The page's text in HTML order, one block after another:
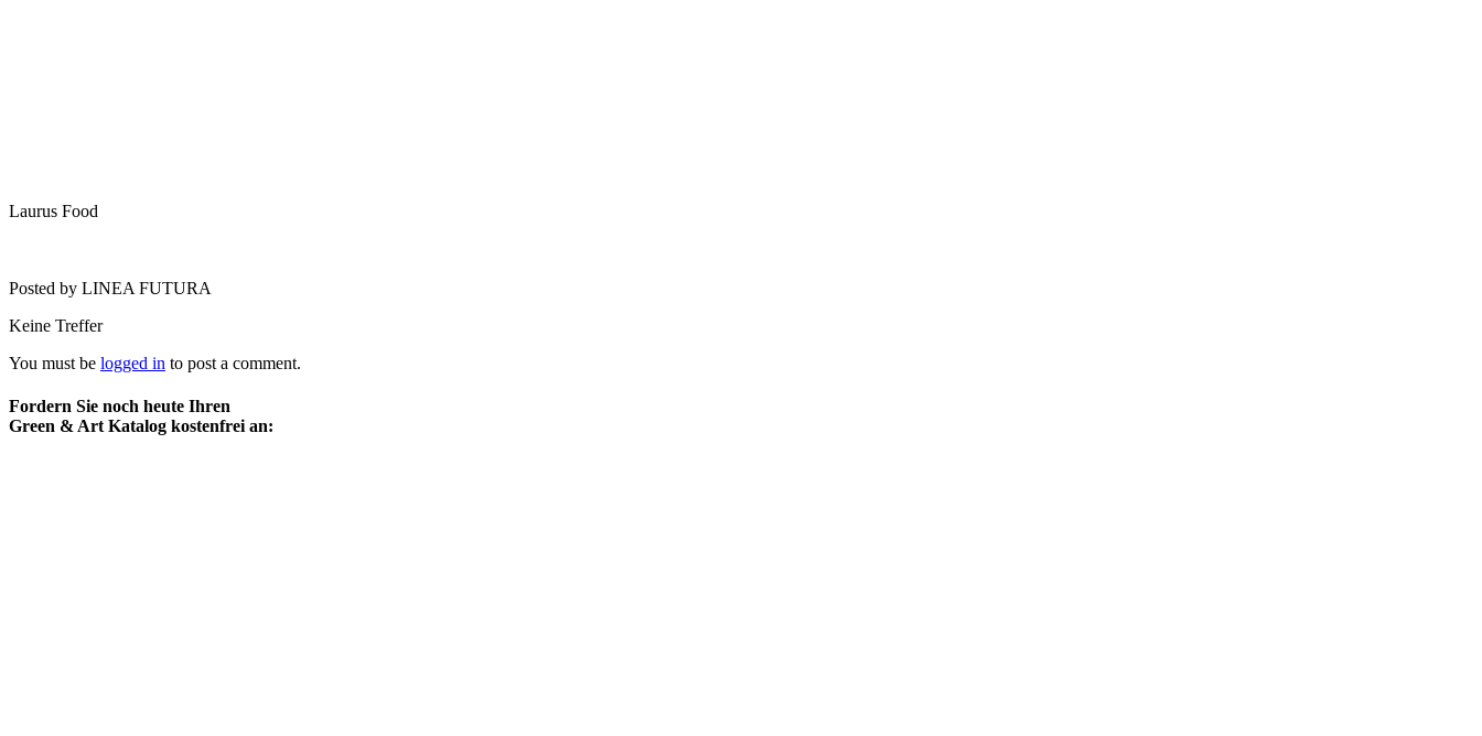
Laurus Food
Posted by LINEA FUTURA
Keine Treffer
You must be logged in to post a comment.
Fordern Sie noch heute Ihren
Green & Art Katalog kostenfrei an: